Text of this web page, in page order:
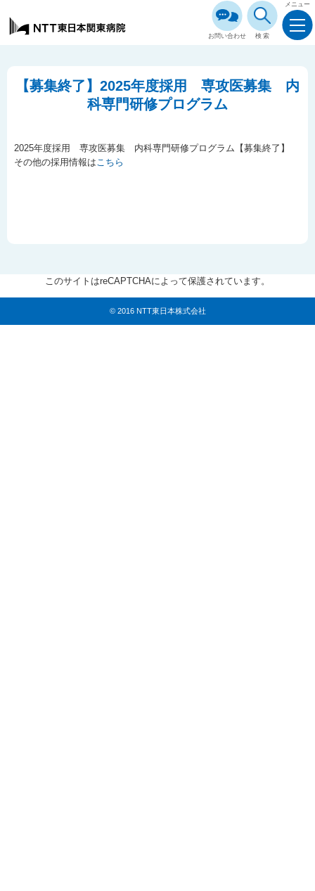
お問い合わせ 検索
メニュー
【募集終了】2025年度採用 専攻医募集 内
科専門研修プログラム
2025年度採用 専攻医募集 内科専門研修プログラム【募集終了】
その他の採用情報はこちら
このサイトはreCAPTCHAによって保護されています。
© 2016 NTT東日本株式会社